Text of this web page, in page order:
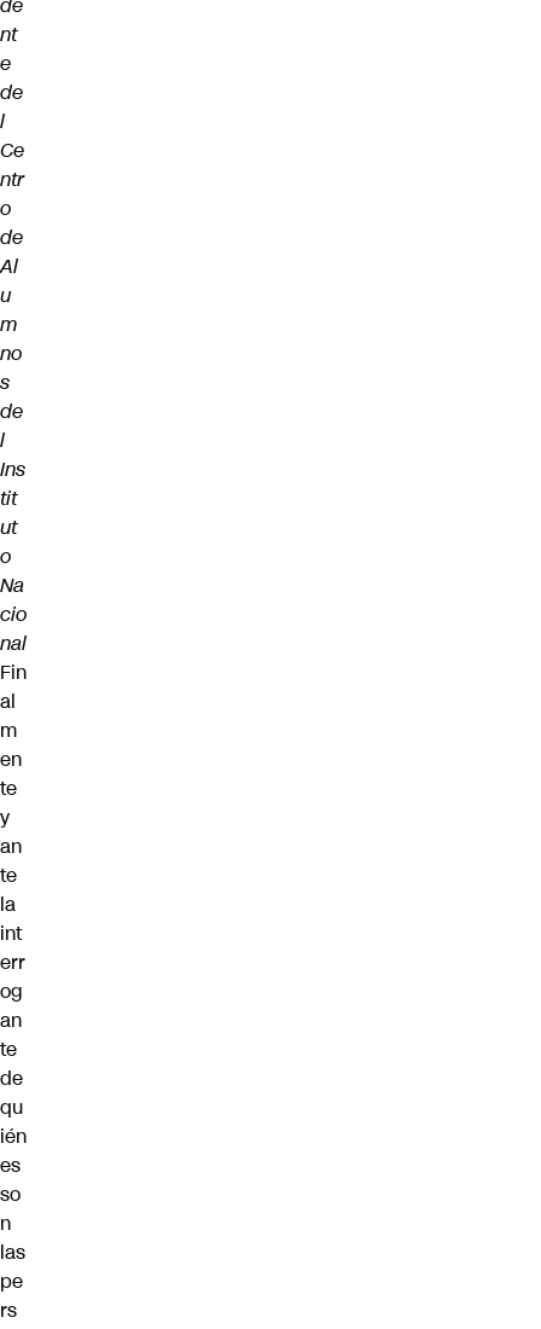
nt
e
de
l
Ce
ntr
o
de
Al
u
m
no
s
de
l
Ins
tit
ut
o
Na
cio
nal
Fin
al
m
en
te
y
an
te
la
int
err
og
an
te
de
qu
ién
es
so
n
las
pe
rs